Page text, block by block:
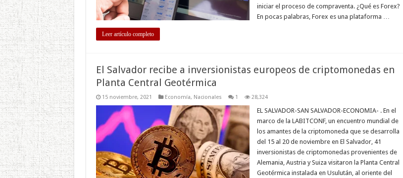
iniciar el proceso de compraventa. ¿Qué es Forex?
En pocas palabras, Forex es una plataforma …
Leer artículo completo
El Salvador recibe a inversionistas europeos de criptomonedas en
Planta Central Geotérmica
15 noviembre, 2021 Economía, Nacionales 1 28,324
EL SALVADOR-SAN SALVADOR-ECONOMIA- . En el
marco de la LABITCONF, un encuentro mundial de
los amantes de la criptomoneda que se desarrolla
del 15 al 20 de noviembre en El Salvador, 41
inversionistas de criptomonedas provenientes de
Alemania, Austria y Suiza visitaron la Planta Central
Geotérmica instalada en Usulután, al oriente del